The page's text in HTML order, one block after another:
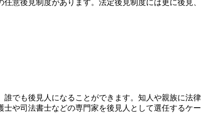
意後見制度があります。法定後見制度には更に後見、
でも後見人になることができます。知人や親族に法律
や司法書士などの専門家を後見人として選任するケー